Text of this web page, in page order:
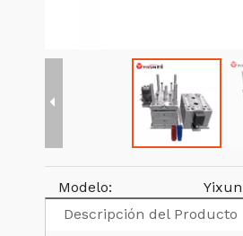
Modelo: Yixun
Descripción del Producto